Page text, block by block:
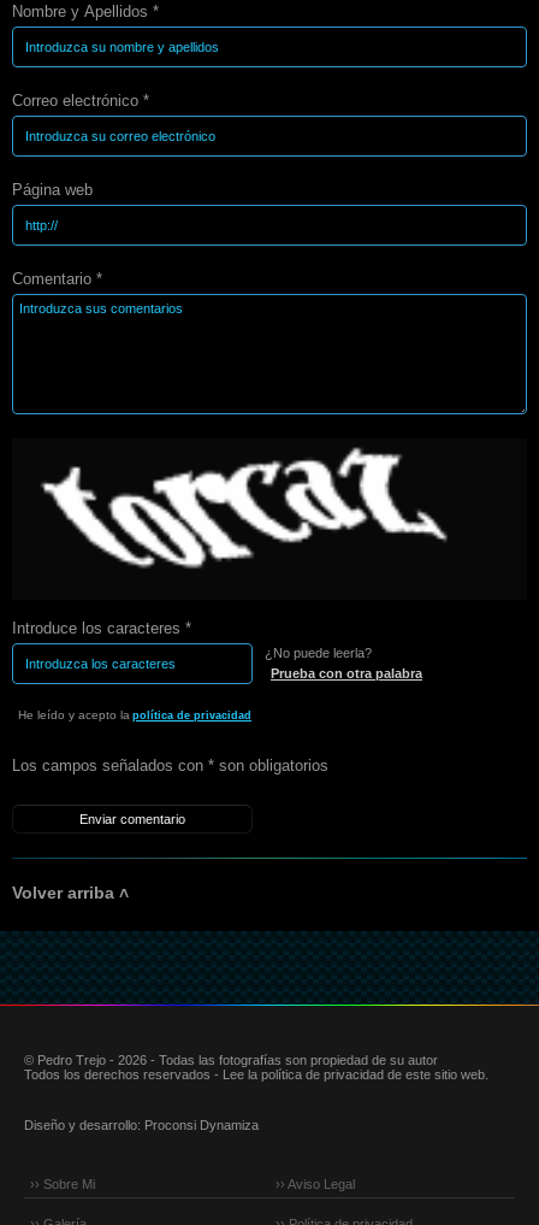
Nombre y Apellidos *
Correo electrónico *
Página web
Comentario *
Introduce los caracteres *
¿No puede leerla?
Prueba con otra palabra
He leído y acepto la política de privacidad
Los campos señalados con * son obligatorios
Volver arriba ˄
© Pedro Trejo - 2026 - Todas las fotografías son propiedad de su autor
Todos los derechos reservados - Lee la política de privacidad de este sitio web.
Diseño y desarrollo: Proconsi Dynamiza
›› Sobre Mi ›› Aviso Legal